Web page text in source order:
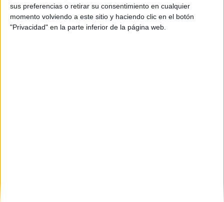
sus preferencias o retirar su consentimiento en cualquier
momento volviendo a este sitio y haciendo clic en el botón
"Privacidad" en la parte inferior de la página web.
Buscar